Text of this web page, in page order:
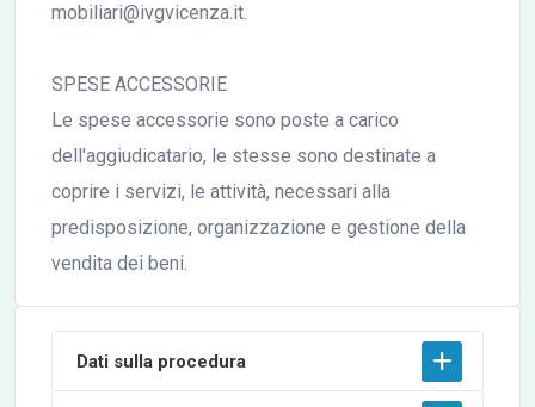
mobiliari@ivgvicenza.it.
SPESE ACCESSORIE
Le spese accessorie sono poste a carico
dell'aggiudicatario, le stesse sono destinate a
coprire i servizi, le attività, necessari alla
predisposizione, organizzazione e gestione della
vendita dei beni.
Dati sulla procedura